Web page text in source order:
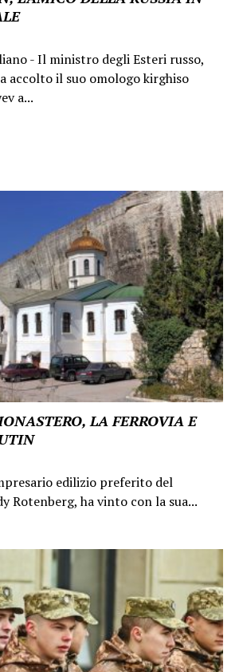
- Il ministro degli Esteri russo,
accolto il suo omologo kirghiso
a...
LA FERROVIA E
edilizio preferito del
Rotenberg, ha vinto con la sua...